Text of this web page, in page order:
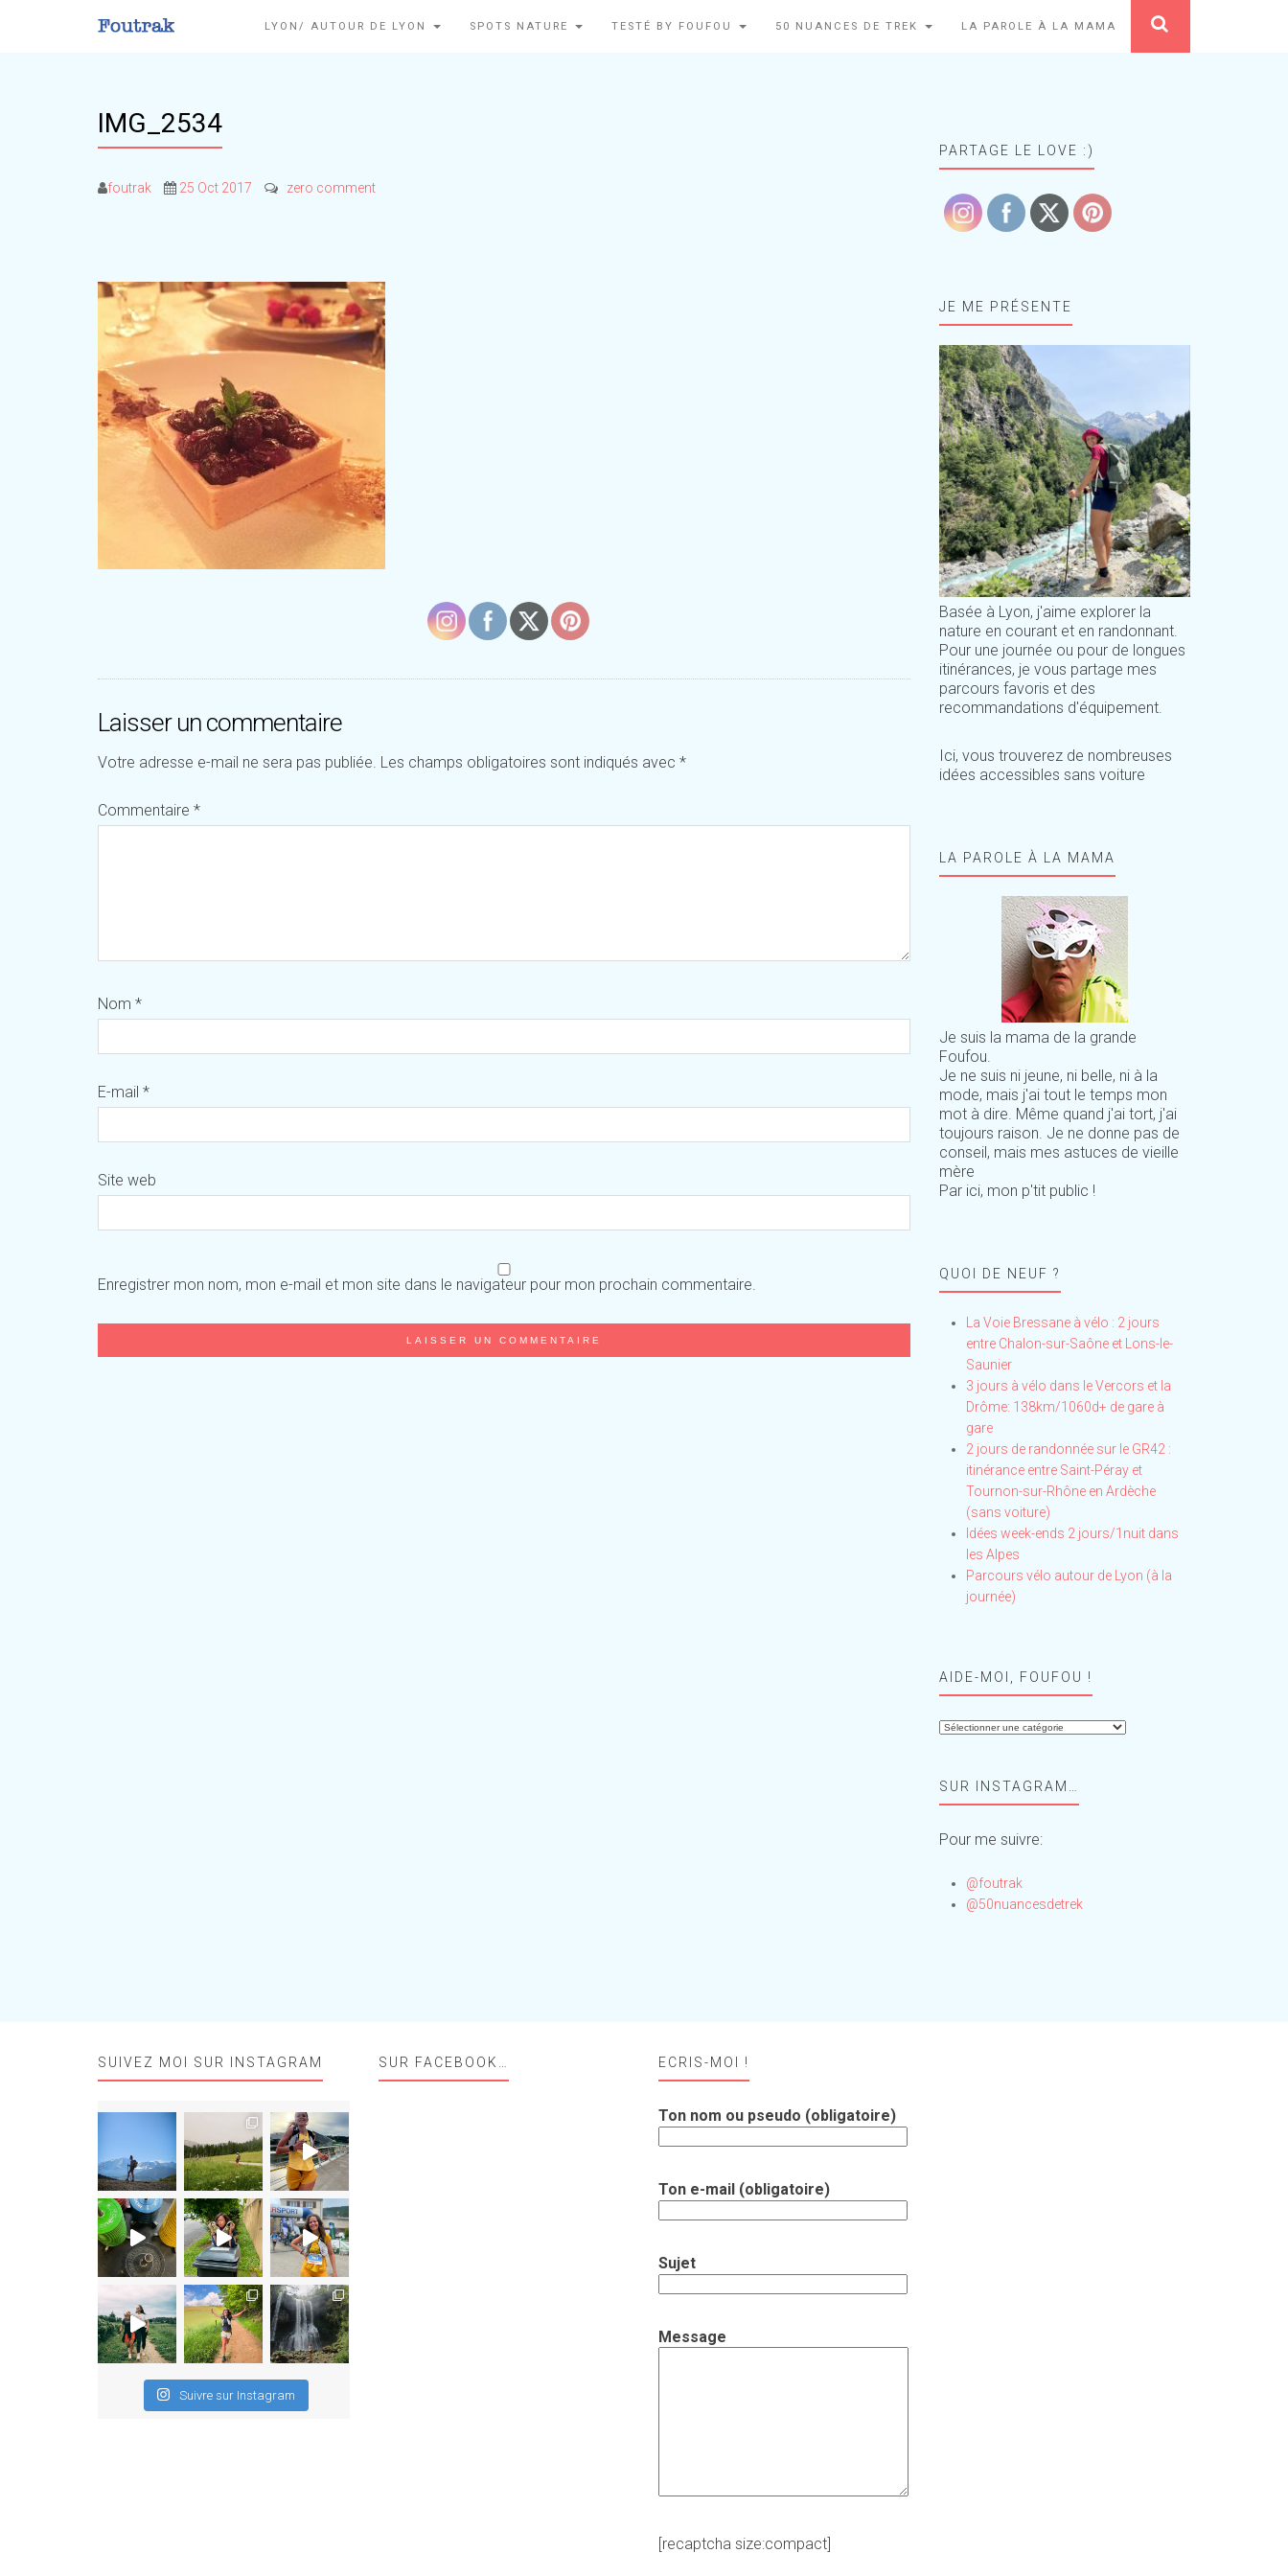
LYON/ AUTOUR DE LYON SPOTS NATURE TESTÉ BY FOUFOU 50 NUANCES DE TREK LA PAROLE À LA MAMA
IMG_2534
foutrak 25 Oct 2017 zero comment
Laisser un commentaire
Votre adresse e-mail ne sera pas publiée. Les champs obligatoires sont indiqués avec *
Commentaire *
Nom *
E-mail *
Site web
Enregistrer mon nom, mon e-mail et mon site dans le navigateur pour mon prochain commentaire.
PARTAGE LE LOVE :)
JE ME PRÉSENTE
Basée à Lyon, j'aime explorer la
nature en courant et en randonnant.
Pour une journée ou pour de longues
itinérances, je vous partage mes
parcours favoris et des
recommandations d'équipement.
Ici, vous trouverez de nombreuses
idées accessibles sans voiture
LA PAROLE À LA MAMA
Je suis la mama de la grande
Foufou.
Je ne suis ni jeune, ni belle, ni à la
mode, mais j'ai tout le temps mon
mot à dire. Même quand j'ai tort, j'ai
toujours raison. Je ne donne pas de
conseil, mais mes astuces de vieille
mère
Par ici, mon p'tit public !
QUOI DE NEUF ?
La Voie Bressane à vélo : 2 jours
entre Chalon-sur-Saône et Lons-le-
Saunier
3 jours à vélo dans le Vercors et la
Drôme: 138km/1060d+ de gare à
gare
2 jours de randonnée sur le GR42 :
itinérance entre Saint-Péray et
Tournon-sur-Rhône en Ardèche
(sans voiture)
Idées week-ends 2 jours/1nuit dans
les Alpes
Parcours vélo autour de Lyon (à la
journée)
AIDE-MOI, FOUFOU !
Aide-
!SUR INSTAGRAM…
Pour me suivre:
@foutrak
@50nuancesdetrek
SUIVEZ MOI SUR INSTAGRAM
Suivre sur Instagram
SUR FACEBOOK… ECRIS-MOI !
Ton nom ou pseudo (obligatoire)
Ton e-mail (obligatoire)
Sujet
Message
[recaptcha size:compact]